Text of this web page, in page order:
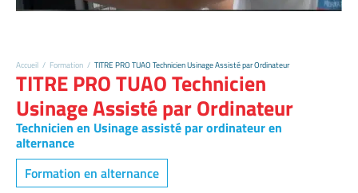
Accueil / Formation / TITRE PRO TUAO Technicien Usinage Assisté par Ordinateur
TITRE PRO TUAO Technicien
Usinage Assisté par Ordinateur
Technicien en Usinage assisté par ordinateur en
alternance
Formation en alternance